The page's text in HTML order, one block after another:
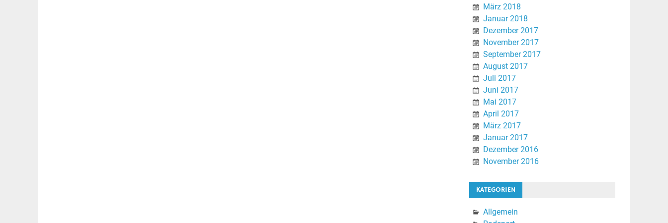
März 2018
Januar 2018
Dezember 2017
November 2017
September 2017
August 2017
Juli 2017
Juni 2017
Mai 2017
April 2017
März 2017
Januar 2017
Dezember 2016
November 2016
KATEGORIEN
Allgemein